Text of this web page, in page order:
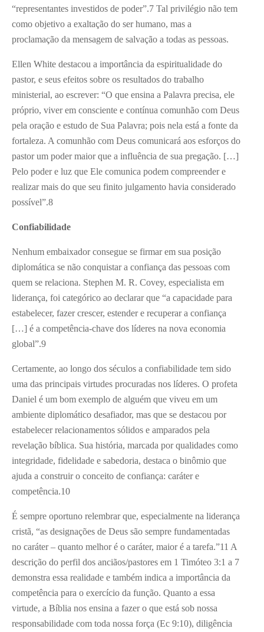
“representantes investidos de poder”.7 Tal privilégio não tem
como objetivo a exaltação do ser humano, mas a
proclamação da mensagem de salvação a todas as pessoas.
Ellen White destacou a importância da espiritualidade do
pastor, e seus efeitos sobre os resultados do trabalho
ministerial, ao escrever: “O que ensina a Palavra precisa, ele
próprio, viver em consciente e contínua comunhão com Deus
pela oração e estudo de Sua Palavra; pois nela está a fonte da
fortaleza. A comunhão com Deus comunicará aos esforços do
pastor um poder maior que a influência de sua pregação. […]
Pelo poder e luz que Ele comunica podem compreender e
realizar mais do que seu finito julgamento havia considerado
possível”.8
Confiabilidade
Nenhum embaixador consegue se firmar em sua posição
diplomática se não conquistar a confiança das pessoas com
quem se relaciona. Stephen M. R. Covey, especialista em
liderança, foi categórico ao declarar que “a capacidade para
estabelecer, fazer crescer, estender e recuperar a confiança
[…] é a competência-chave dos líderes na nova economia
global”.9
Certamente, ao longo dos séculos a confiabilidade tem sido
uma das principais virtudes procuradas nos líderes. O profeta
Daniel é um bom exemplo de alguém que viveu em um
ambiente diplomático desafiador, mas que se destacou por
estabelecer relacionamentos sólidos e amparados pela
revelação bíblica. Sua história, marcada por qualidades como
integridade, fidelidade e sabedoria, destaca o binômio que
ajuda a construir o conceito de confiança: caráter e
competência.10
É sempre oportuno relembrar que, especialmente na liderança
cristã, “as designações de Deus são sempre fundamentadas
no caráter – quanto melhor é o caráter, maior é a tarefa.”11 A
descrição do perfil dos anciãos/pastores em 1 Timóteo 3:1 a 7
demonstra essa realidade e também indica a importância da
competência para o exercício da função. Quanto a essa
virtude, a Bíblia nos ensina a fazer o que está sob nossa
responsabilidade com toda nossa força (Ec 9:10), diligência